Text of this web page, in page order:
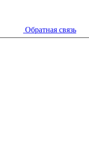
Обратная связь